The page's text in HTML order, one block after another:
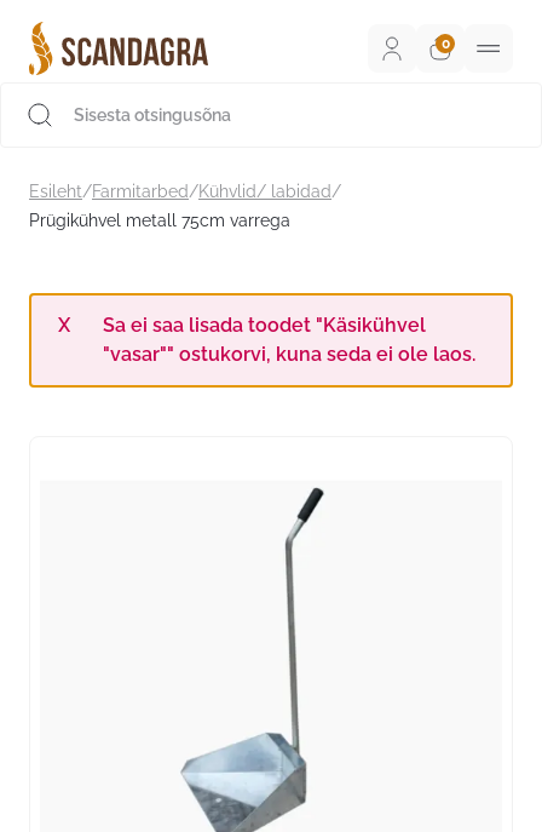
sisu
juurde
Esileht/Farmitarbed/Kühvlid/ labidad/
Prügikühvel metall 75cm varrega
Sa ei saa lisada toodet "Käsikühvel
"vasar"" ostukorvi, kuna seda ei ole laos.